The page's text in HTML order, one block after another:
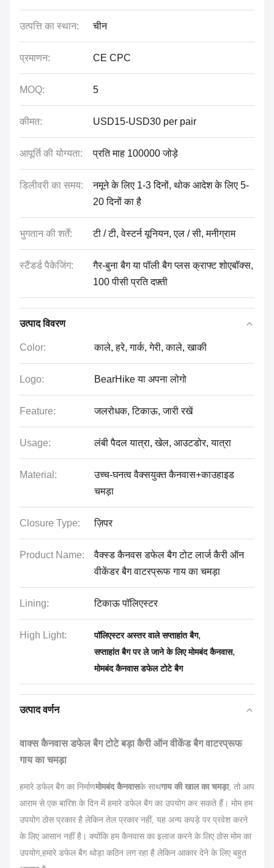
उत्पत्ति का स्थान: चीन
प्रमाणन: CE CPC
MOQ: 5
कीमत: USD15-USD30 per pair
आपूर्ति की योग्यता: प्रति माह 100000 जोड़े
डिलीवरी का समय:
नमूने के लिए 1-3 दिनों, थोक आदेश के लिए 5-
20 दिनों का है
भुगतान की शर्तें: टी / टी, वेस्टर्न यूनियन, एल / सी, मनीग्राम
स्टैंडर्ड पैकेजिंग:
गैर-बुना बैग या पॉली बैग प्लस क्राफ्ट शोएबॉक्स,
100 पीसी प्रति दफ़्ती
उत्पाद विवरण
Color: काले, हरे, गार्क, गेरी, काले, खाकी
Logo: BearHike या अपना लोगो
Feature: जलरोधक, टिकाऊ, जारी रखें
Usage: लंबी पैदल यात्रा, खेल, आउटडोर, यात्रा
Material:
उच्च-घनत्व वैक्सयुक्त कैनवास+काउहाइड
चमड़ा
Closure Type: ज़िपर
Product Name:
वैक्स्ड कैनवस डफेल बैग टोट लार्ज कैरी ऑन
वीकेंडर बैग वाटरप्रूफ गाय का चमड़ा
Lining: टिकाऊ पॉलिएस्टर
High Light: पॉलिएस्टर अस्तर वाले सप्ताहांत बैग,
सप्ताहांत बैग पर ले जाने के लिए मोमबंद कैनवास,
मोमबंद कैनवास डफेल टोटे बैग
उत्पाद वर्णन
वाक्स कैनवास डफेल बैग टोटे बड़ा कैरी ऑन वीकेंड बैग वाटरप्रूफ
गाय का चमड़ा
हमारे डफेल बैग का निर्माणमोमबंद कैनवासके साथगाय की खाल का चमड़ा, तो आप
आराम से एक बारिश के दिन में हमारे डफेल बैग का उपयोग कर सकते हैं। मोम हम
उपयोग ठोस प्रकार है लेकिन तेल प्रकार नहीं, यह अन्य कपड़े पर प्रवेश करने
के लिए आसान नहीं है। क्योंकि हम कैनवास का इलाज करने के लिए ठोस मोम का
उपयोग,हमारे डफेल बैग थोड़ा कठिन लग रहा है लेकिन आकार देने के लिए बहुत